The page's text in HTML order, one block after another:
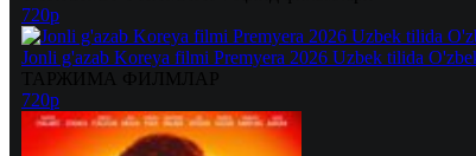
720p
Jonli g'azab Koreya filmi Premyera 2026 Uzbek tilida
720p